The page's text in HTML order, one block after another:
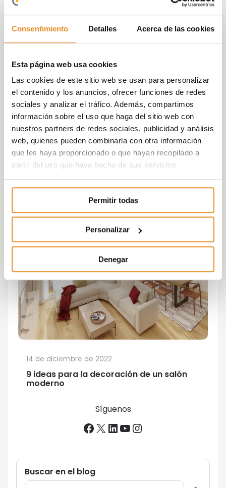
Consentimiento Detalles Acerca de las cookies
Esta página web usa cookies
Las cookies de este sitio web se usan para personalizar
el contenido y los anuncios, ofrecer funciones de redes
sociales y analizar el tráfico. Además, compartimos
información sobre el uso que haga del sitio web con
nuestros partners de redes sociales, publicidad y análisis
web, quienes pueden combinarla con otra información
que les haya proporcionado o que hayan recopilado a
partir del uso que haya hecho de sus servicios.
Permitir todas
Personalizar
Denegar
9 ideas para la decoración de un salón
moderno
14 de diciembre de 2022
Síguenos
Facebook
X LinkedIn
YouTube
Instagram
Buscar en el blog